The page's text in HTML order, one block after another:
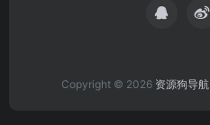
Copyright © 2026 资源狗导航